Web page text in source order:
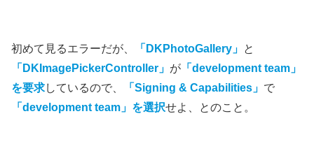
初めて見るエラーだが、 「DKPhotoGallery」 と
「DKImagePickerController」 が 「development team」
を要求しているので、 「Signing & Capabilities」 で
「development team」を選択せよ、とのこと。